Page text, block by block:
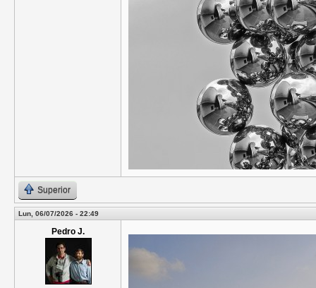
Superior
Lun, 06/07/2026 - 22:49
Pedro J.